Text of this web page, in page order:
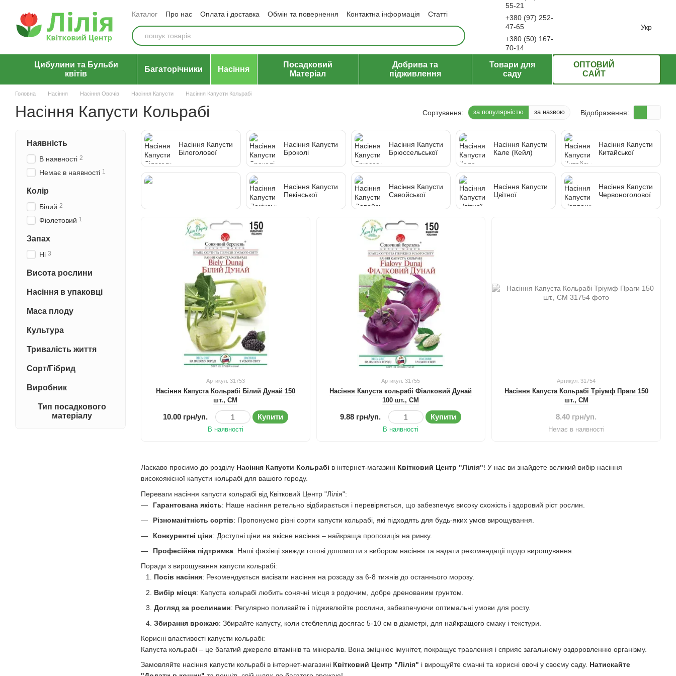
Каталог Про нас Оплата і доставка Обмін та повернення Контактна інформація
Статті
Відгуки про магазин
Угода користувача Політика конфіденційності Договір публічної оферти
55-21
+380 (97) 252-
47-65
+380 (50) 167-
70-14
Укр
Цибулини та Бульби
квітів
Багаторічники Насіння
Посадковий
Матеріал
Добрива та
підживлення
Товари для
саду
ОПТОВИЙ
САЙТ
Головна Насіння Насіння Овочів Насіння Капусти Насіння Капусти Кольрабі
Насіння Капусти Кольрабі Сортування: за популярністю за назвою Відображення:
Ласкаво просимо до розділу Насіння Капусти Кольрабі в інтернет-магазині Квітковий Центр "Лілія"! У нас ви знайдете великий вибір насіння
високоякісної капусти кольрабі для вашого городу.
Переваги насіння капусти кольрабі від Квітковий Центр "Лілія":
Гарантована якість: Наше насіння ретельно відбирається і перевіряється, що забезпечує високу схожість і здоровий ріст рослин.
Різноманітність сортів: Пропонуємо різні сорти капусти кольрабі, які підходять для будь-яких умов вирощування.
Конкурентні ціни: Доступні ціни на якісне насіння – найкраща пропозиція на ринку.
Професійна підтримка: Наші фахівці завжди готові допомогти з вибором насіння та надати рекомендації щодо вирощування.
Поради з вирощування капусти кольрабі:
Посів насіння: Рекомендується висівати насіння на розсаду за 6-8 тижнів до останнього морозу.
Вибір місця: Капуста кольрабі любить сонячні місця з родючим, добре дренованим грунтом.
Догляд за рослинами: Регулярно поливайте і підживлюйте рослини, забезпечуючи оптимальні умови для росту.
Збирання врожаю: Збирайте капусту, коли стеблеплід досягає 5-10 см в діаметрі, для найкращого смаку і текстури.
Корисні властивості капусти кольрабі:
Капуста кольрабі – це багатий джерело вітамінів та мінералів. Вона зміцнює імунітет, покращує травлення і сприяє загальному оздоровленню організму.
Замовляйте насіння капусти кольрабі в інтернет-магазині Квітковий Центр "Лілія" і вирощуйте смачні та корисні овочі у своєму саду. Натискайте
Насіння Капусти
Білоголової
Насіння Капусти
Броколі
Насіння Капусти
Брюссельської
Насіння Капусти
Кале (Кейл)
Насіння Капусти
Китайської
Насіння Капусти
Пекінської
Насіння Капусти
Савойської
Насіння Капусти
Цвітної
Насіння Капусти
Червоноголової
Артикул: 31753
Насіння Капуста Кольрабі Білий Дунай 150
шт., СМ
10.00 грн/уп. Купити
В наявності
Артикул: 31755
Насіння Капуста кольрабі Фіалковий Дунай
100 шт., СМ
9.88 грн/уп. Купити
В наявності
Артикул: 31754
Насіння Капуста Кольрабі Тріумф Праги 150
шт., СМ
8.40 грн/уп.
Немає в наявності
Наявність
В наявності 2
Немає в наявності 1
Колір
Білий 2
Фіолетовий 1
Запах
Ні 3
Висота рослини
Насіння в упаковці
Маса плоду
Культура
Тривалість життя
Сорт/Гібрид
Виробник
Тип посадкового
матеріалу